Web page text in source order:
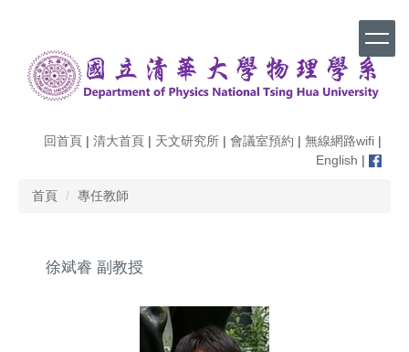
回首頁 | 清大首頁 | 天文研究所 | 會議室預約 | 無線網路wifi |
English |
首頁 專任教師
徐斌睿 副教授